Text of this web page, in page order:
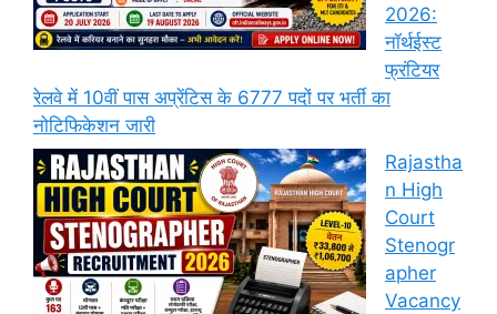
2026:
नॉर्थईस्ट
फ्रंटियर
रेलवे में 10वीं पास अप्रेंटिस के 6777 पदों पर भर्ती का
नोटिफिकेशन जारी
Rajastha
n High
Court
Stenogr
apher
Vacancy